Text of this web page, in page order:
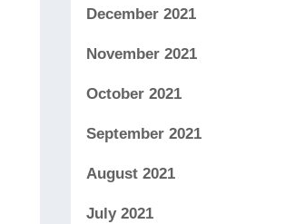
December 2021
November 2021
October 2021
September 2021
August 2021
July 2021